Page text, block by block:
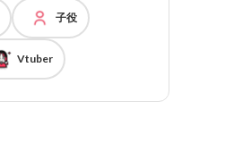
子役
Vtuber